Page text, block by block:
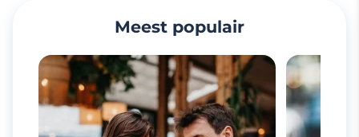
Meest populair